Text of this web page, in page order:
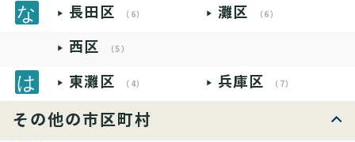
長田区 （6） 灘区 （6）
西区 （5）
東灘区 （4） 兵庫区 （7）
その他の市区町村